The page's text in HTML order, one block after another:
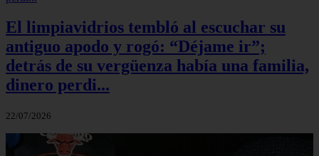
El limpiavidrios tembló al escuchar su
antiguo apodo y rogó: “Déjame ir”;
detrás de su vergüenza había una familia,
dinero perdi...
22/07/2026